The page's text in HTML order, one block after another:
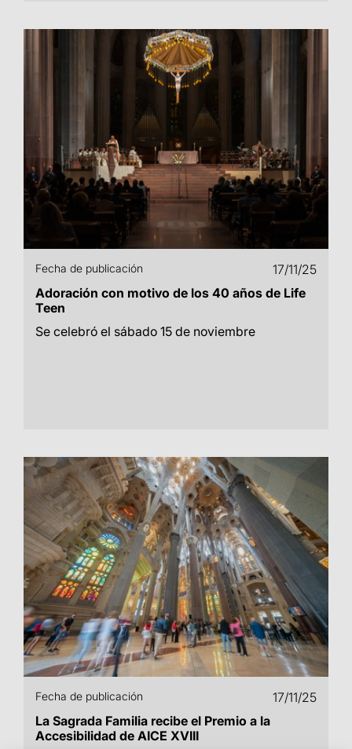
Fecha de publicación
17/11/25
Adoración con motivo de los 40 años de Life
Teen
Se celebró el sábado 15 de noviembre
Fecha de publicación
17/11/25
La Sagrada Familia recibe el Premio a la
Accesibilidad de AICE XVIII